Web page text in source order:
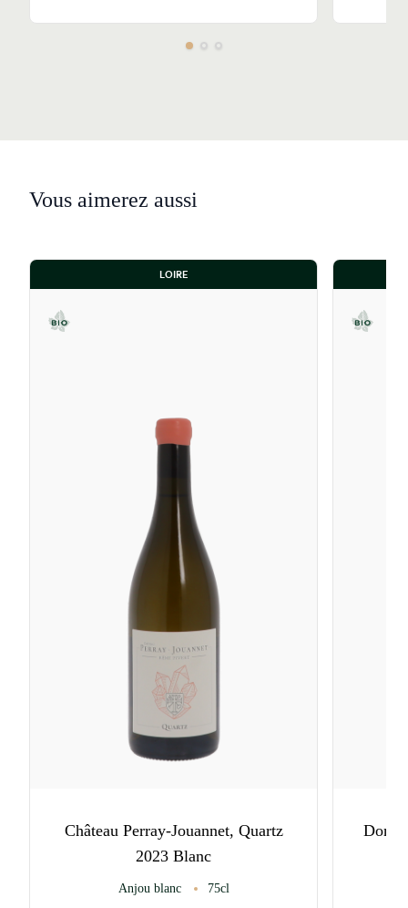
Vous aimerez aussi
LOIRE
Château Perray-Jouannet, Quartz
2023 Blanc
Anjou blanc 75cl